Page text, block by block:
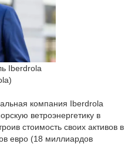
Iberdrola
компания Iberdrola
ветроэнергетику в
стоимость своих активов в
евро (18 миллиардов